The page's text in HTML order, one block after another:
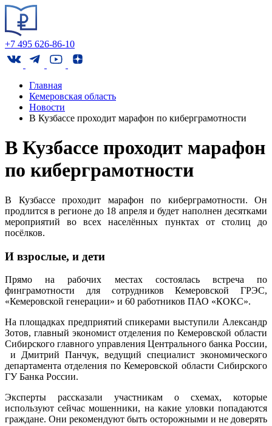
+7 495 626-86-10
Главная
Кемеровская область
Новости
В Кузбассе проходит марафон по киберграмотности
В Кузбассе проходит марафон
по киберграмотности
В Кузбассе проходит марафон по киберграмотности. Он
продлится в регионе до 18 апреля и будет наполнен десятками
мероприятий во всех населённых пунктах от столиц до
посёлков.
И взрослые, и дети
Прямо на рабочих местах состоялась встреча по
финграмотности для сотрудников Кемеровской ГРЭС,
«Кемеровской генерации» и 60 работников ПАО «КОКС».
На площадках предприятий спикерами выступили Александр
Зотов, главный экономист отделения по Кемеровской области
Сибирского главного управления Центрального банка России,
и Дмитрий Панчук, ведущий специалист экономического
департамента отделения по Кемеровской области Сибирского
ГУ Банка России.
Эксперты рассказали участникам о схемах, которые
используют сейчас мошенники, на какие уловки попадаются
граждане. Они рекомендуют быть осторожными и не доверять